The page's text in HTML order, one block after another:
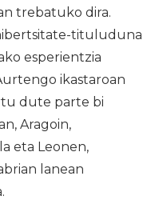
trebatuko dira.
tituluduna
esperientzia
ikastaroan
dute parte bi
Aragoin,
eta Leonen,
lanean